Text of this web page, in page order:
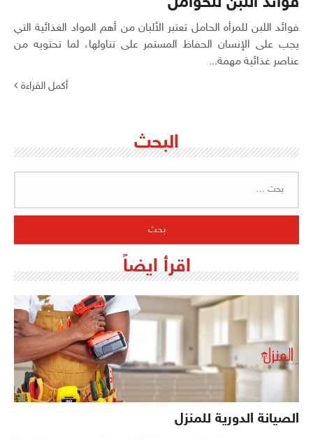
فوائد اللبن للمرأه الحامل تعتبر الألبان من أهم المواد الغذائية التي
يجب على الإنسان الحفاظ المستمر على تناولها، لما تحتويه من
عناصر غذائية مهمة...
أكمل القراءة
البحث
اقرأ ايضاً
الصيانة الدورية للمنزل